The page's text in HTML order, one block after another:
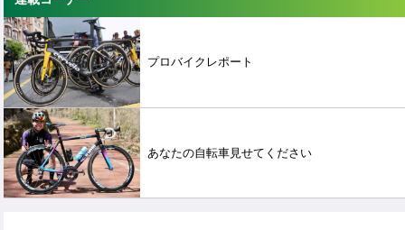
プロバイクレポート
あなたの自転車見せてください